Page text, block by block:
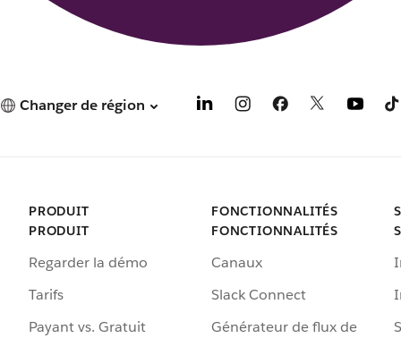
Changer de région
PRODUIT
PRODUIT
Regarder la démo
Tarifs
Payant vs. Gratuit
FONCTIONNALITÉS
FONCTIONNALITÉS
Canaux
Slack Connect
Générateur de flux de